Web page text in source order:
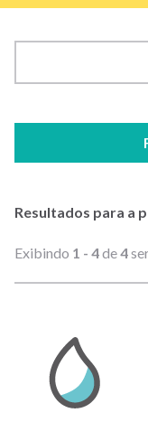
Resultados para a
Exibindo 1 - 4de4